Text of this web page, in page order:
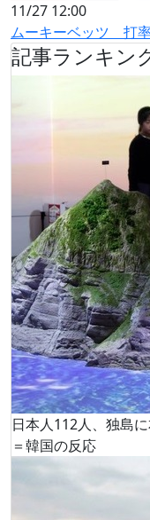
11/27 12:00
ムーキーベッツ 打
記事ランキン
日本人112人、独島
＝韓国の反応